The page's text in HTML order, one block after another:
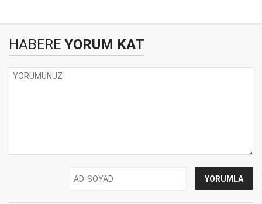
HABERE YORUM KAT